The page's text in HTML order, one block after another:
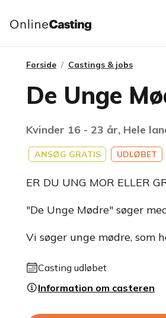
Forside Castings & jobs
De Unge
Kvinder 16 - 23 år, Hele
ANSØG GRATIS UDLØBET
ER DU UNG MOR ELLER
"De Unge Mødre" søger
Vi søger unge mødre,
Casting udløbet
Information om casteren